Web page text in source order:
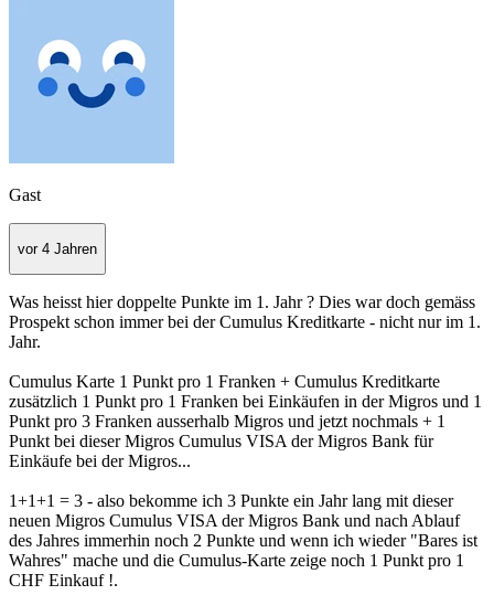
Gast
vor 4 Jahren
Was heisst hier doppelte Punkte im 1. Jahr ? Dies war doch gemäss
Prospekt schon immer bei der Cumulus Kreditkarte - nicht nur im 1.
Jahr.
Cumulus Karte 1 Punkt pro 1 Franken + Cumulus Kreditkarte
zusätzlich 1 Punkt pro 1 Franken bei Einkäufen in der Migros und 1
Punkt pro 3 Franken ausserhalb Migros und jetzt nochmals + 1
Punkt bei dieser Migros Cumulus VISA der Migros Bank für
Einkäufe bei der Migros...
1+1+1 = 3 - also bekomme ich 3 Punkte ein Jahr lang mit dieser
neuen Migros Cumulus VISA der Migros Bank und nach Ablauf
des Jahres immerhin noch 2 Punkte und wenn ich wieder "Bares ist
Wahres" mache und die Cumulus-Karte zeige noch 1 Punkt pro 1
CHF Einkauf !.